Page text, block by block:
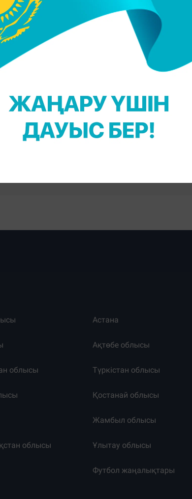
Telegram-арнамызға жазылыңыз!
Астана
Ақтөбе облысы
облысы Түркістан облысы
Қостанай облысы
Жамбыл облысы
облысы Ұлытау облысы
Футбол жаңалықтары